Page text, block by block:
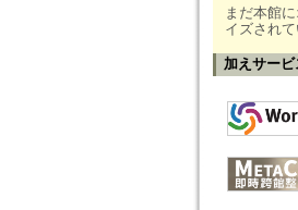
まだ本館
イズされ
加えサービ